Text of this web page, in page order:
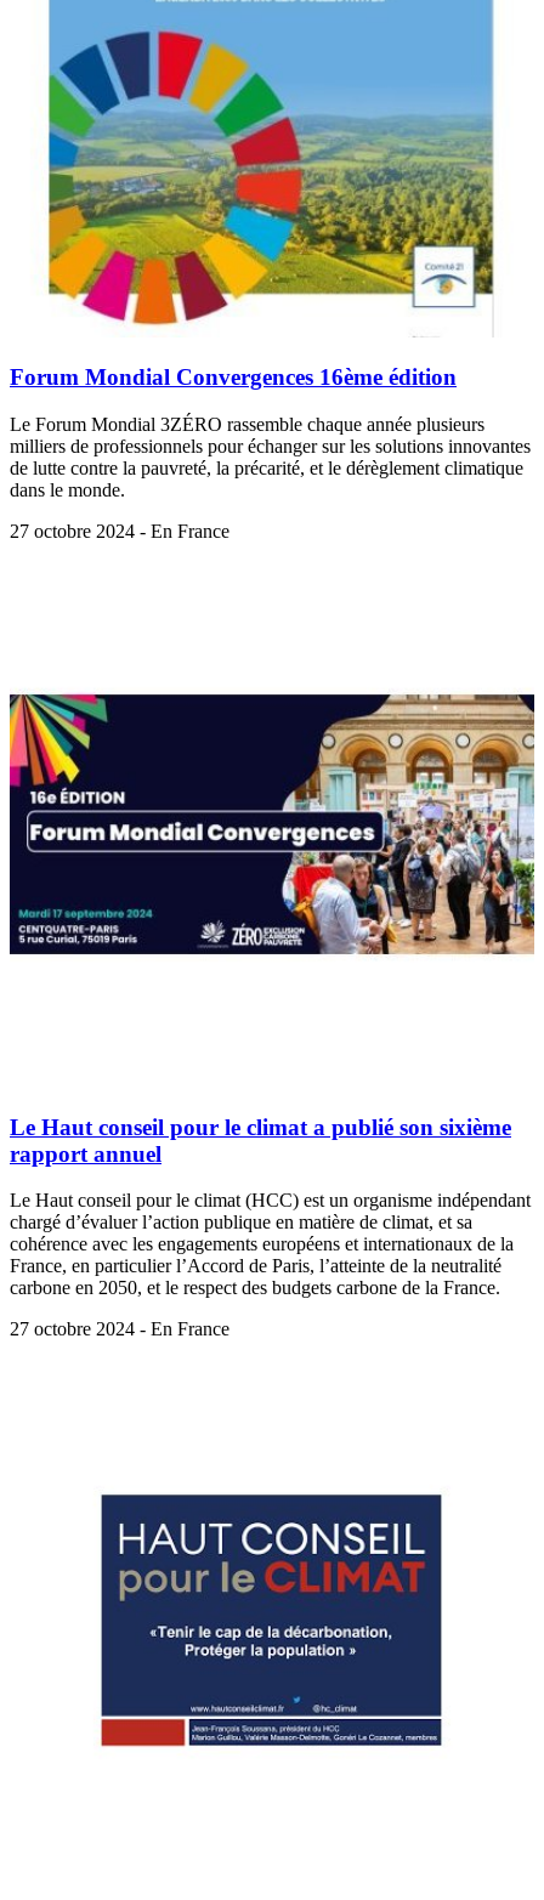
Forum Mondial Convergences 16ème édition
Le Forum Mondial 3ZÉRO rassemble chaque année plusieurs
milliers de professionnels pour échanger sur les solutions innovantes
de lutte contre la pauvreté, la précarité, et le dérèglement climatique
dans le monde.
27 octobre 2024 - En France
Le Haut conseil pour le climat a publié son sixième
rapport annuel
Le Haut conseil pour le climat (HCC) est un organisme indépendant
chargé d’évaluer l’action publique en matière de climat, et sa
cohérence avec les engagements européens et internationaux de la
France, en particulier l’Accord de Paris, l’atteinte de la neutralité
carbone en 2050, et le respect des budgets carbone de la France.
27 octobre 2024 - En France